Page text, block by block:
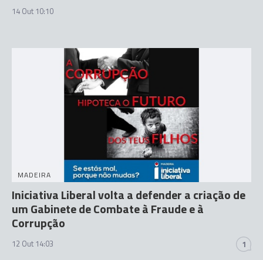
14 Out 10:10
MADEIRA
Iniciativa Liberal volta a defender a criação de
um Gabinete de Combate à Fraude e à
Corrupção
12 Out 14:03 1